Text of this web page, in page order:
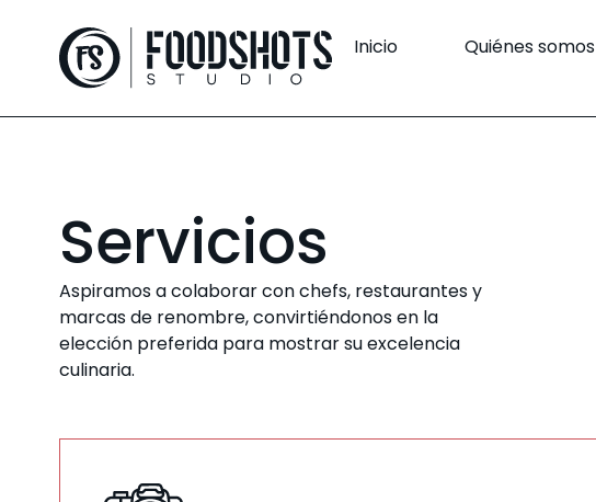
Inicio Quiénes somos
Servicios
Aspiramos a colaborar con chefs, restaurantes y
marcas de renombre, convirtiéndonos en la
elección preferida para mostrar su excelencia
culinaria.